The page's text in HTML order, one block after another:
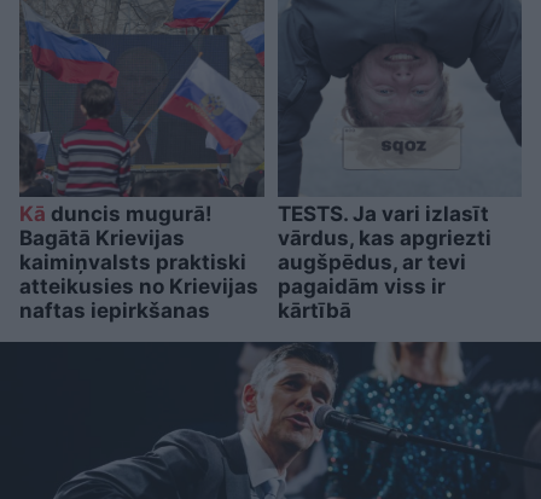
Kā duncis mugurā!
Bagātā Krievijas
kaimiņvalsts praktiski
atteikusies no Krievijas
naftas iepirkšanas
TESTS. Ja vari izlasīt
vārdus, kas apgriezti
augšpēdus, ar tevi
pagaidām viss ir
kārtībā